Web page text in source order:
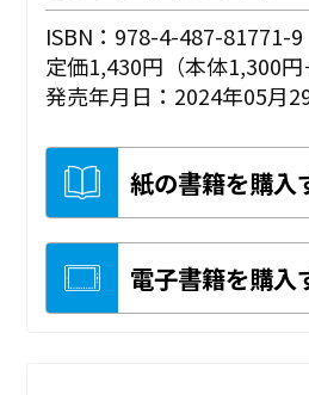
ISBN：978-4-487-81771-9
定価1,430円（本体1,300円
発売年月日：2024年05月
紙の書籍を購入
電子書籍を購入